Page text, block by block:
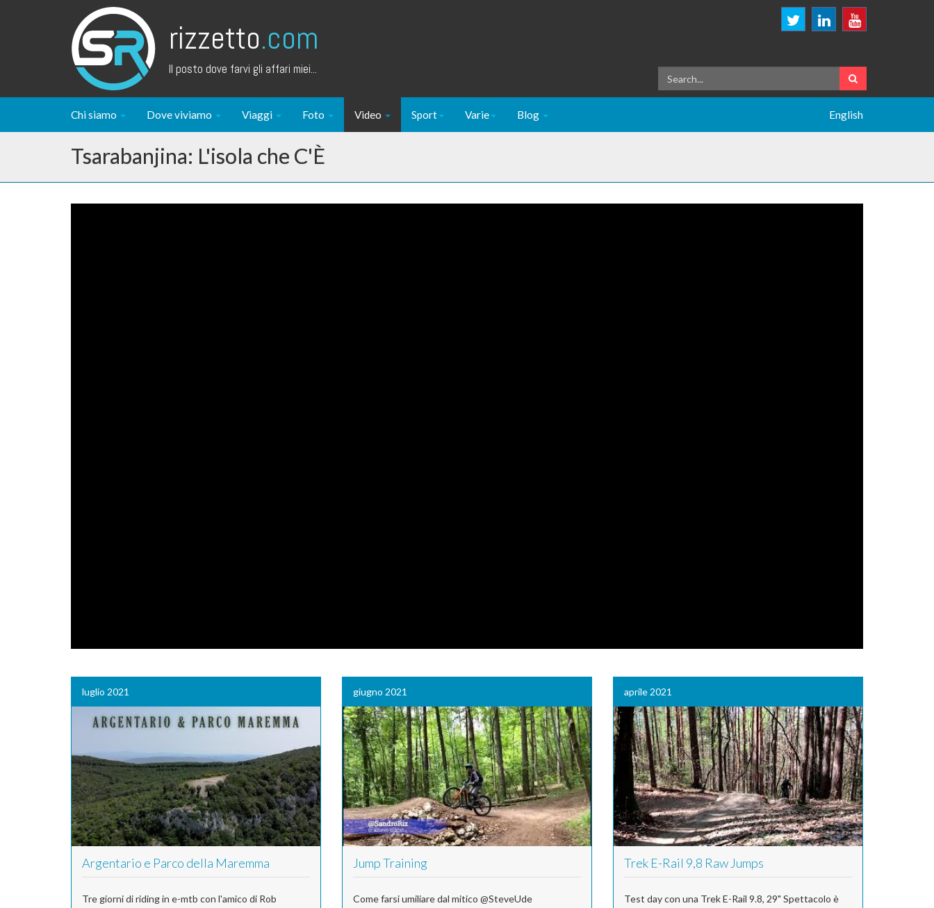
rizzetto.com
Il posto dove farvi gli affari miei...
Chi siamo Dove viviamo Viaggi Foto Video Sport Varie Blog English
Tsarabanjina: L'isola che C'È
luglio 2021
Argentario e Parco della Maremma
Tre giorni di riding in e-mtb con l'amico di Rob
giugno 2021
Jump Training
Come farsi umiliare dal mitico @SteveUde
aprile 2021
Trek E-Rail 9,8 Raw Jumps
Test day con una Trek E-Rail 9.8, 29" Spettacolo è